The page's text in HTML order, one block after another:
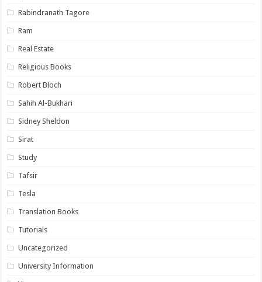
Rabindranath Tagore
Ram
Real Estate
Religious Books
Robert Bloch
Sahih Al-Bukhari
Sidney Sheldon
Sirat
Study
Tafsir
Tesla
Translation Books
Tutorials
Uncategorized
University Information